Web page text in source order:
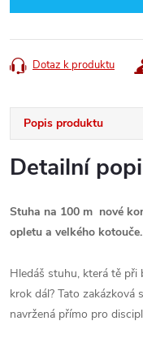
Dotaz k produktu
Popis produktu
Detailní
Stuha na 100 m nové
opletu a velkého kotouče.
Hledáš stuhu, která tě při
krok dál? Tato
navržená přímo pro